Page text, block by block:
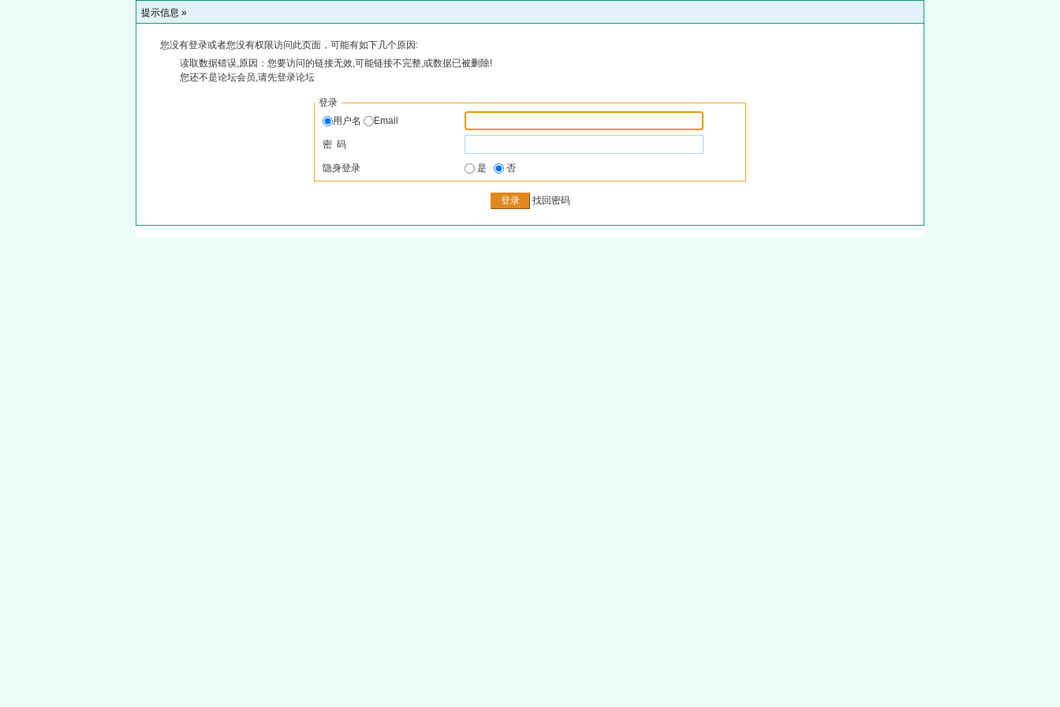
提示信息 »
您没有登录或者您没有权限访问此页面，可能有如下几个原因:
读取数据错误,原因：您要访问的链接无效,可能链接不完整,或数据已被删除!
您还不是论坛会员,请先登录论坛
登录
用户名
Email
密 码
隐身登录 是 否
找回密码